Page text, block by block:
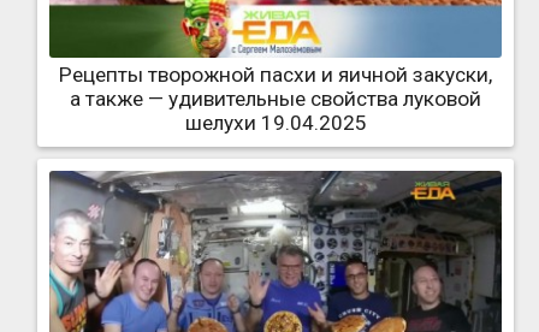
Рецепты творожной пасхи и яичной закуски,
а также — удивительные свойства луковой
шелухи 19.04.2025